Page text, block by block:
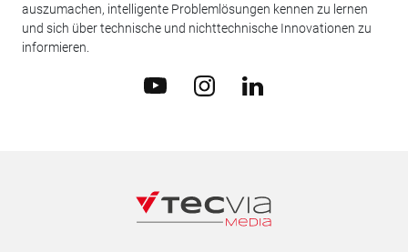
auszumachen, intelligente Problemlösungen kennen zu lernen
und sich über technische und nichttechnische Innovationen zu
informieren.